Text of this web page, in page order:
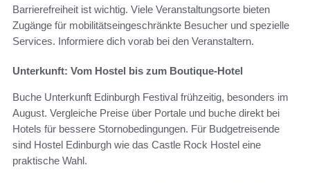
Barrierefreiheit ist wichtig. Viele Veranstaltungsorte bieten
Zugänge für mobilitätseingeschränkte Besucher und spezielle
Services. Informiere dich vorab bei den Veranstaltern.
Unterkunft: Vom Hostel bis zum Boutique-Hotel
Buche Unterkunft Edinburgh Festival frühzeitig, besonders im
August. Vergleiche Preise über Portale und buche direkt bei
Hotels für bessere Stornobedingungen. Für Budgetreisende
sind Hostel Edinburgh wie das Castle Rock Hostel eine
praktische Wahl.